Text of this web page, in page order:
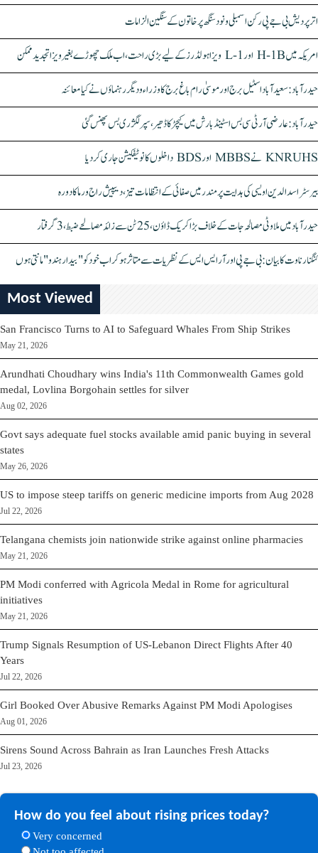
اتر پردیش بی جے پی رکن اسمبلی ونود سنگھ پر خاتون کے سنگین الزامات
امریکہ میں H-1B اور L-1 ویزا ہولڈرز کے لیے بڑی راحت، اب ملک چھوڑے بغیر ویزا تجدید ممکن
حیدرآباد: سعیدآباد اسٹیل برج اور موسیٰ رام باغ برج کا وزراء و دیگر رہنماؤں نے کیا معائنہ
حیدرآباد: عارضی آر ٹی سی بس اسٹینڈ بارش میں کیچڑ کا ڈھیر، سپر لگژری بس پھنس گئی
KNRUHS نے MBBS اور BDS داخلوں کا نوٹیفکیشن جاری کر دیا
بیرسٹر اسدالدین اویسی کی ہدایت پر مندر میں صفائی کے انتظامات تیز، دیپیش راج ورما کا دورہ
حیدرآباد میں ملاوٹی مصالحہ جات کے خلاف بڑا کریک ڈاؤن، 25 ٹن سے زائد مصالحے ضبط، 3 گرفتار
کنگنا رناوت کا بیان: بی جے پی اور آر ایس ایس کے نظریات سے متاثر ہو کر اب خود کو "بیدار ہندو" مانتی ہوں
Most Viewed
San Francisco Turns to AI to Safeguard Whales From Ship Strikes
May 21, 2026
Arundhati Choudhary wins India's 11th Commonwealth Games gold
medal, Lovlina Borgohain settles for silver
Aug 02, 2026
Govt says adequate fuel stocks available amid panic buying in several
states
May 26, 2026
US to impose steep tariffs on generic medicine imports from Aug 2028
Jul 22, 2026
Telangana chemists join nationwide strike against online pharmacies
May 21, 2026
PM Modi conferred with Agricola Medal in Rome for agricultural
initiatives
May 21, 2026
Trump Signals Resumption of US-Lebanon Direct Flights After 40
Years
Jul 22, 2026
Girl Booked Over Abusive Remarks Against PM Modi Apologises
Aug 01, 2026
Sirens Sound Across Bahrain as Iran Launches Fresh Attacks
Jul 23, 2026
How do you feel about rising prices today?
Very concerned